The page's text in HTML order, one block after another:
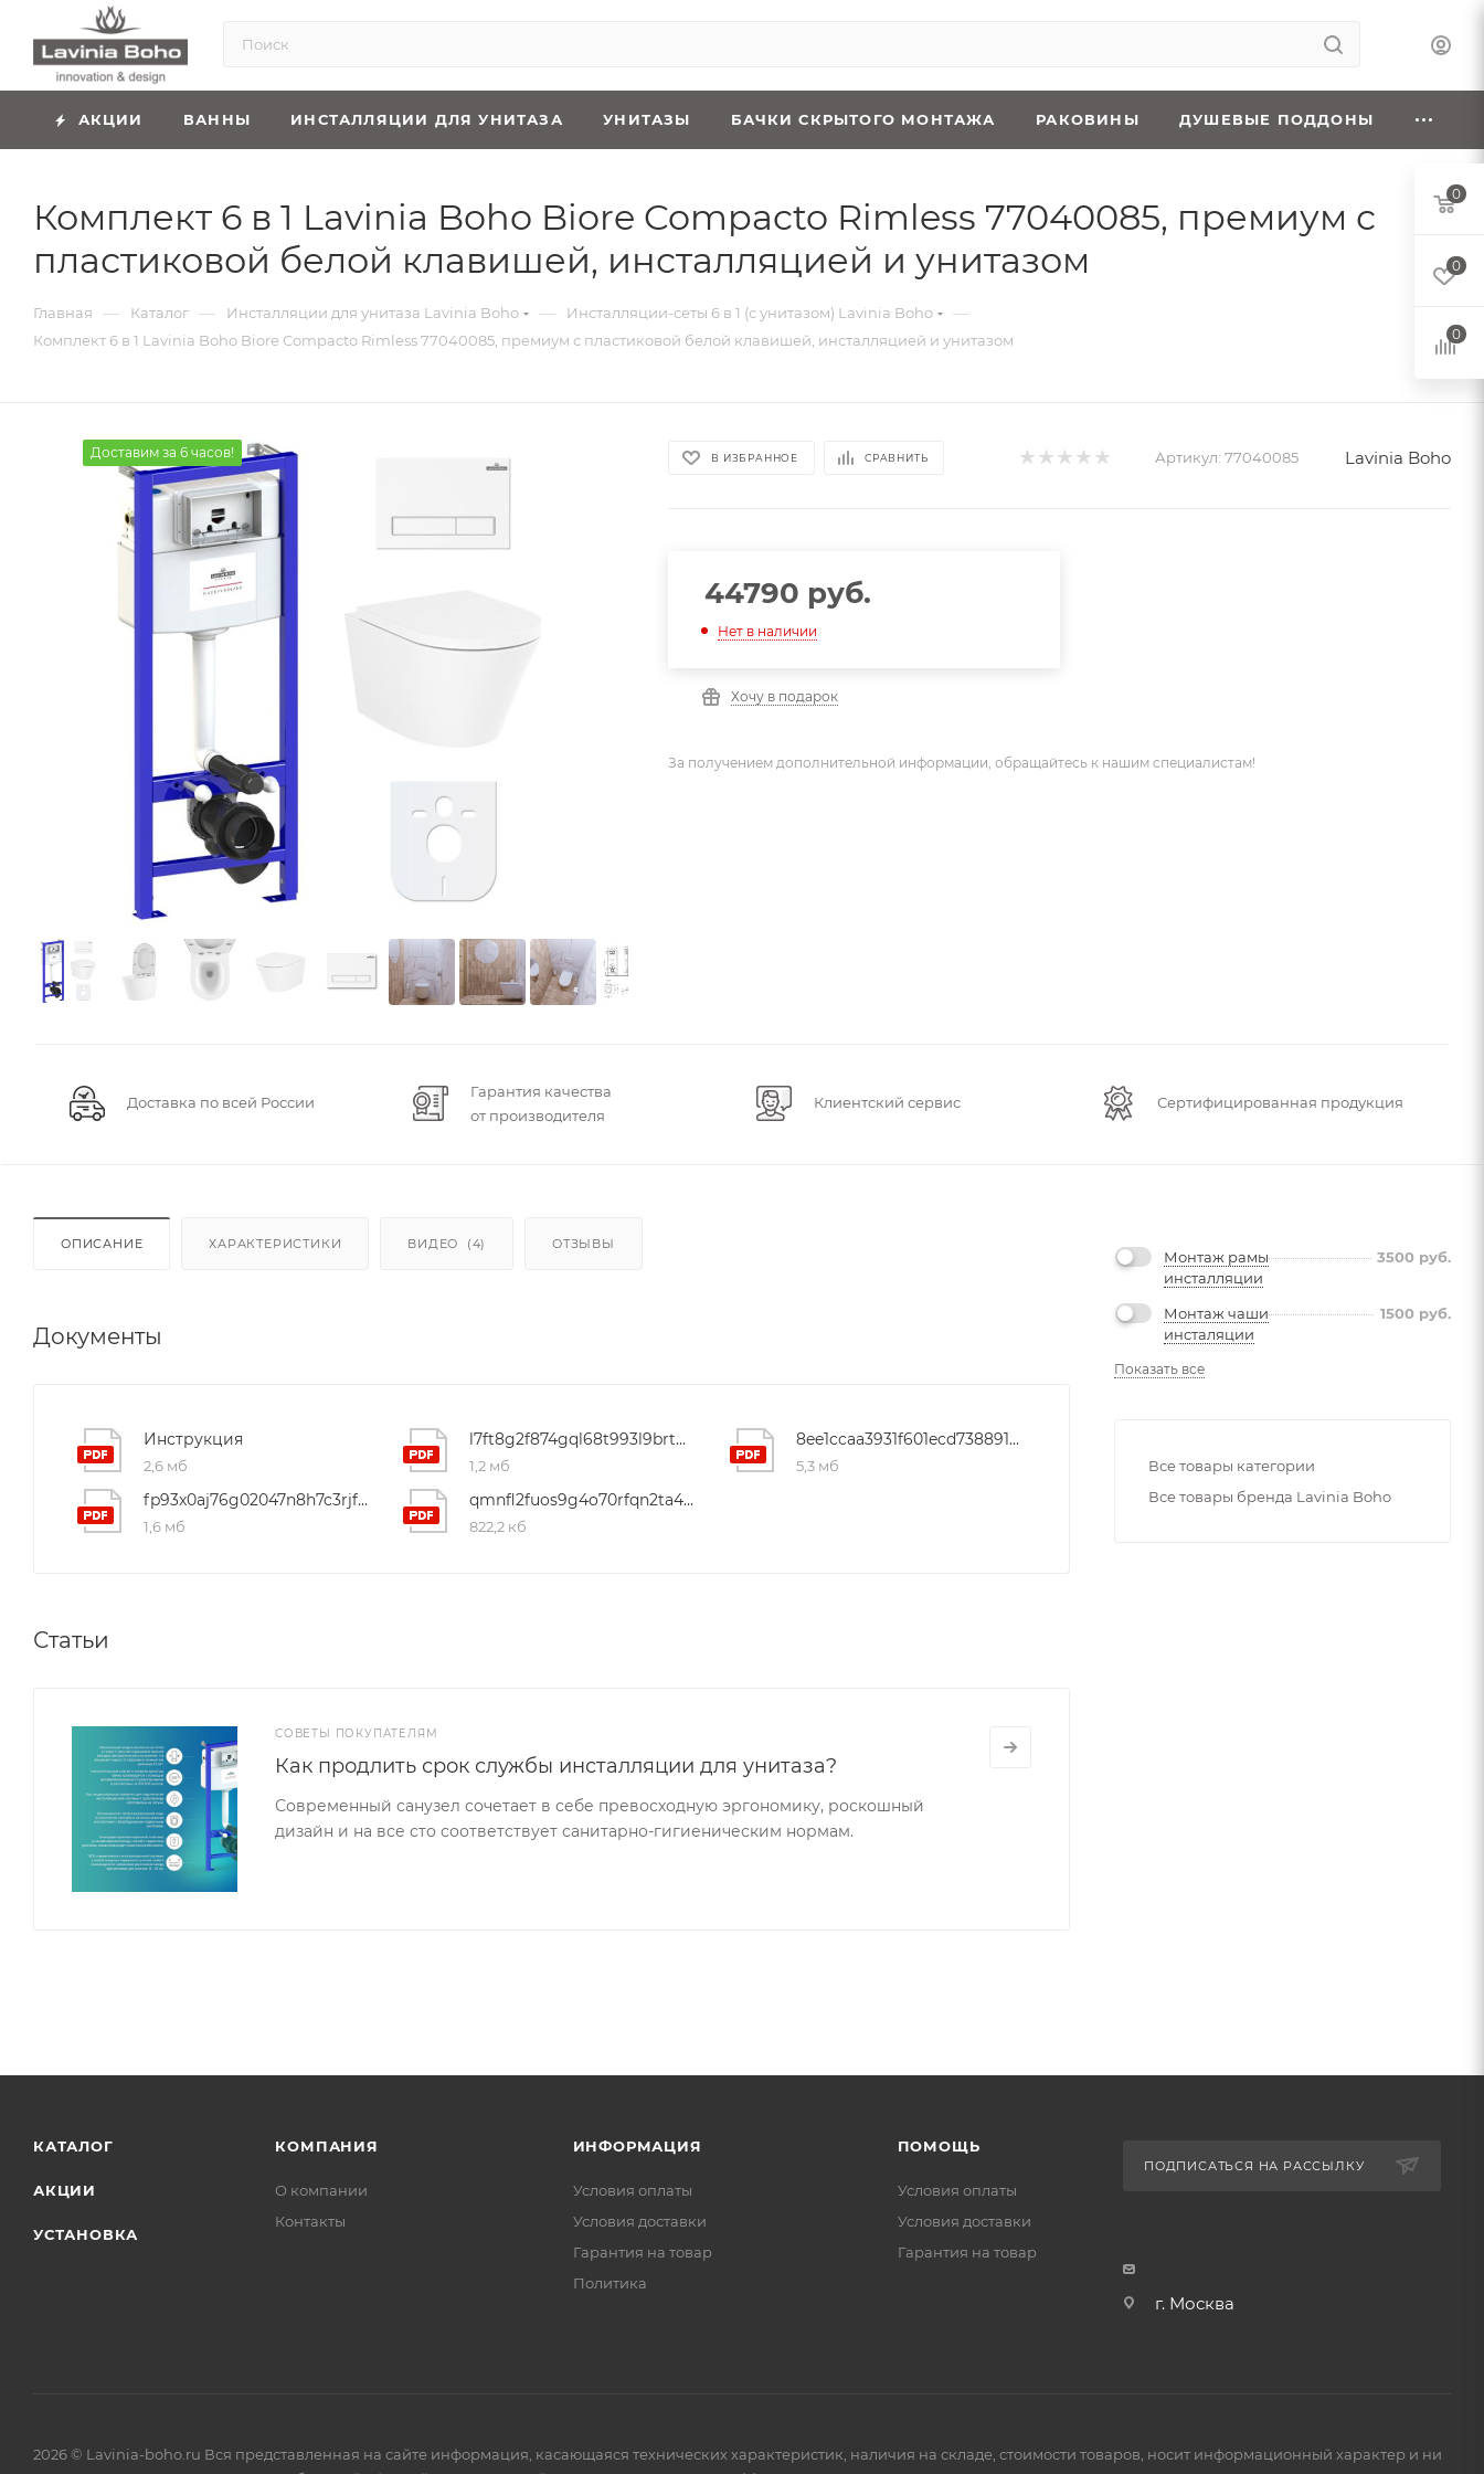
АКЦИИ ВАННЫ ИНСТАЛЛЯЦИИ ДЛЯ УНИТАЗА УНИТАЗЫ БАЧКИ СКРЫТОГО МОНТАЖА РАКОВИНЫ ДУШЕВЫЕ ПОДДОНЫ
Комплект 6 в 1 Lavinia Boho Biore Compacto Rimless 77040085, премиум с
пластиковой белой клавишей, инсталляцией и унитазом
Главная — Каталог — Инсталляции для унитаза Lavinia Boho — Инсталляции-сеты 6 в 1 (с унитазом) Lavinia Boho —
Комплект 6 в 1 Lavinia Boho Biore Compacto Rimless 77040085, премиум с пластиковой белой клавишей, инсталляцией и унитазом
Доставим за 6 часов! В ИЗБРАННОЕ СРАВНИТЬ Артикул: 77040085 Lavinia Boho
44790 руб.
Нет в наличии
Хочу в подарок
За получением дополнительной информации, обращайтесь к нашим специалистам!
Доставка по всей России
Гарантия качества
от производителя
Клиентский сервис Сертифицированная продукция
ОПИСАНИЕ ХАРАКТЕРИСТИКИ ВИДЕО (4) ОТЗЫВЫ
Документы
Инструкция
2,6 мб
l7ft8g2f874gql68t993l9brtqaphz2u
1,2 мб
8ee1ccaa3931f601ecd7388912422a42
5,3 мб
fp93x0aj76g02047n8h7c3rjfwyk7t0g
1,6 мб
qmnfl2fuos9g4o70rfqn2ta4xr5pbifg
822,2 кб
Статьи
СОВЕТЫ ПОКУПАТЕЛЯМ
Как продлить срок службы инсталляции для унитаза?
Современный санузел сочетает в себе превосходную эргономику, роскошный
дизайн и на все сто соответствует санитарно-гигиеническим нормам.
Монтаж рамы
инсталляции
3500 руб.
Монтаж чаши
инсталяции
1500 руб.
Показать все
Все товары категории
Все товары бренда Lavinia Boho
КАТАЛОГ
АКЦИИ
УСТАНОВКА
КОМПАНИЯ
О компании
Контакты
ИНФОРМАЦИЯ
Условия оплаты
Условия доставки
Гарантия на товар
Политика
ПОМОЩЬ
Условия оплаты
Условия доставки
Гарантия на товар
ПОДПИСАТЬСЯ НА РАССЫЛКУ
г. Москва
2026 © Lavinia-boho.ru Вся представленная на сайте информация, касающаяся технических характеристик, наличия на складе, стоимости товаров, носит информационный характер и ни
0
0
0